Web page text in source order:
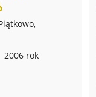
2006 rok